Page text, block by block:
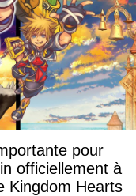
pour
officiellement à
Kingdom Hearts